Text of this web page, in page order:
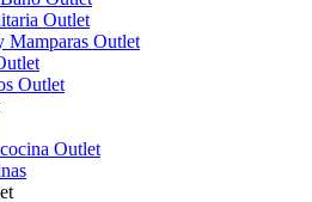
Outlet
Mamparas Outlet
Outlet
Outlet